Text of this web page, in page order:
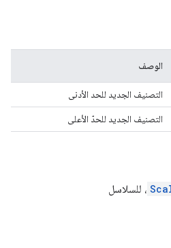
الوصف
التصنيف الجديد للحد الأدنى
التصنيف الجديد للحدّ الأعلى
، للسلاسل